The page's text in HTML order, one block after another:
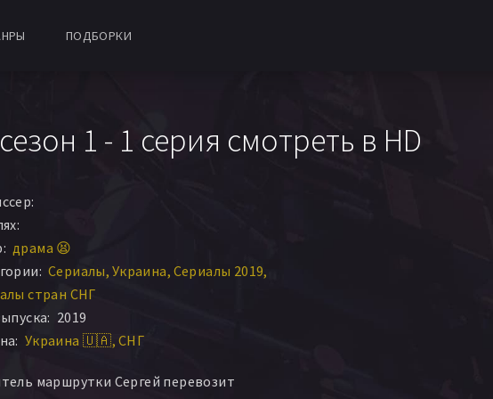
ПОДБОРКИ
1 - 1 серия смотреть в HD
драма 😫
Сериалы Украина Сериалы 2019
стран СНГ
2019
Украина 🇺🇦 СНГ
маршрутки Сергей перевозит